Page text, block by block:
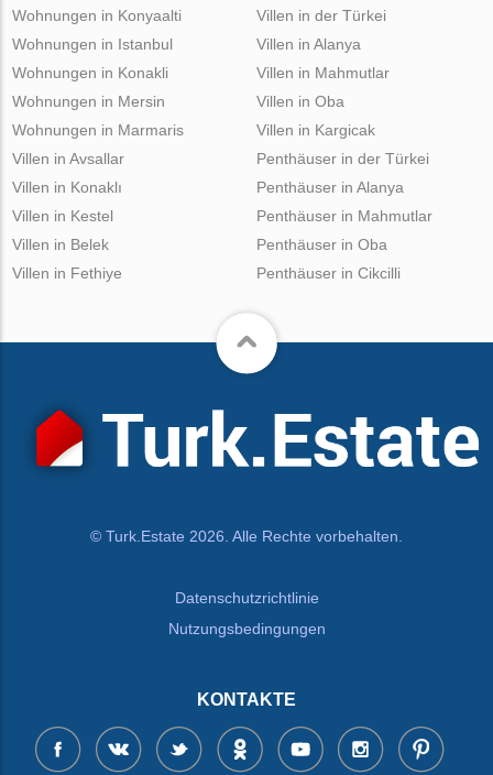
Wohnungen in Konyaalti
Wohnungen in Istanbul
Wohnungen in Konakli
Wohnungen in Mersin
Wohnungen in Marmaris
Villen in der Türkei
Villen in Alanya
Villen in Mahmutlar
Villen in Oba
Villen in Kargicak
Villen in Avsallar
Villen in Konaklı
Villen in Kestel
Villen in Belek
Villen in Fethiye
Penthäuser in der Türkei
Penthäuser in Alanya
Penthäuser in Mahmutlar
Penthäuser in Oba
Penthäuser in Cikcilli
© Turk.Estate 2026. Alle Rechte vorbehalten.
Datenschutzrichtlinie
Nutzungsbedingungen
KONTAKTE